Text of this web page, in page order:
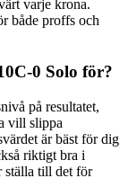
varje krona.
både proffs och
0 Solo för?
på resultatet,
vill slippa
är bäst för dig
riktigt bra i
ställa till det för